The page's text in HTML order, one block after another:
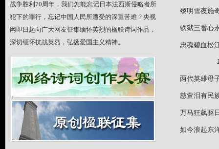
战争胜利70周年，我们怎能忘记日本法西斯侵略者所
犯下的罪行，忘记中国人民所遭受的深重苦难？央视
网即日起向广大网友征集缅怀英烈的楹联诗词作品，
深切缅怀抗战英烈，弘扬爱国主义精神。
黎明雪夜施奇
铁狱三番心永
忠魂碧血松江
两代英雄母子
慈萱泪有民族
万马狂飙驱日
如今浪起东洋